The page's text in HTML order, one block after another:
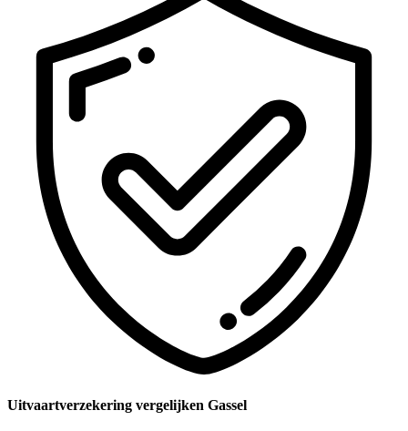
Uitvaartverzekering vergelijken Gassel